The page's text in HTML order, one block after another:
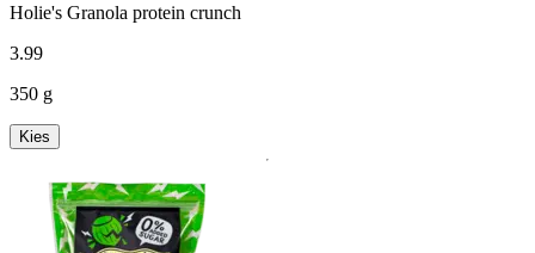
Holie's Granola protein crunch
3.99
350 g
Kies